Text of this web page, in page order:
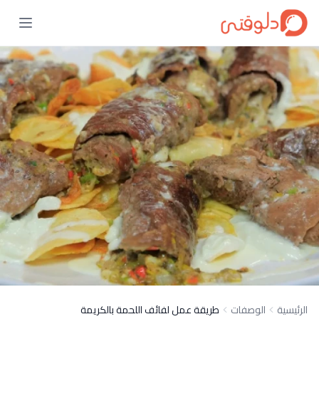
الرئيسية الوصفات طريقة عمل لفائف اللحمة بالكريمة